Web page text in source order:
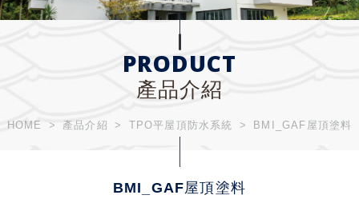
PRODUCT
產品介紹
HOME 產品介紹 TPO平屋頂防水系統 BMI_GAF屋頂塗料
BMI_GAF屋頂塗料